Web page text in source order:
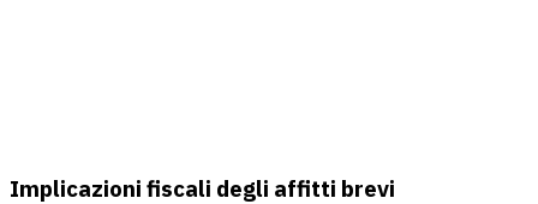
Implicazioni fiscali degli affitti brevi